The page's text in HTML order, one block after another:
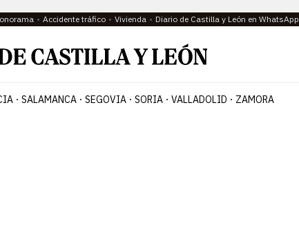
Accidente tráfico Vivienda Diario de Castilla y León en WhatsApp
SALAMANCA SEGOVIA SORIA VALLADOLID ZAMORA